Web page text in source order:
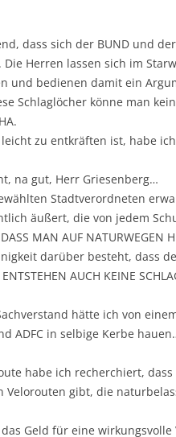
dass sich der BUND und
Die Herren lassen sich im
und bedienen damit ein
Schlaglöcher könne man
zu entkräften ist, habe
na gut, Herr Griesenberg…
Stadtverordneten
äußert, die von jedem
MAN AUF NATURWEGEN
darüber besteht, dass
AUCH KEINE
hätte ich von
ADFC in selbige Kerbe
habe ich recherchiert,
Velorouten gibt, die
Geld für eine